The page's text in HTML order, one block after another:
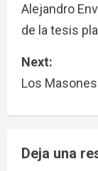
Alejandro
de la tesis
Next:
Los
Deja una